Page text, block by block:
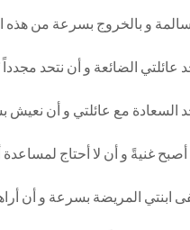
و بالخروج بسرعة من هذه
عائلتي الضائعة و أن نتحد مجدداً
السعادة مع عائلتي و أن نعيش
غنيةً و أن لا أحتاج لمساعدة
ابنتي المريضة بسرعة و أن